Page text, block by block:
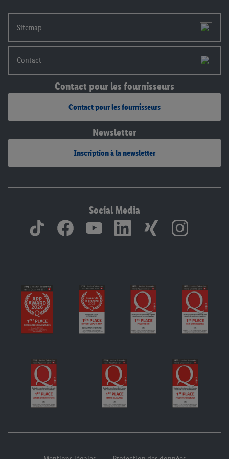
Sitemap
Contact
Contact pour les fournisseurs
Contact pour les fournisseurs
Newsletter
Inscription à la newsletter
Social Media
mentions légales, c’est ici.